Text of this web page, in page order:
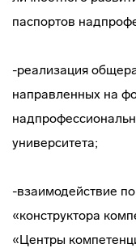
паспортов
-реализация
направленных на
университета;
-взаимодействие
«конструктора
«Центры